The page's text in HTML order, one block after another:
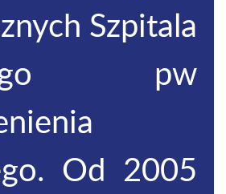
Szpitala
pw
Od 2005